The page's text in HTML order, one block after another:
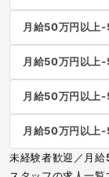
月給50万円以上-
月給50万円以上-
月給50万円以上-
月給50万円以上-
未経験者歓迎／月